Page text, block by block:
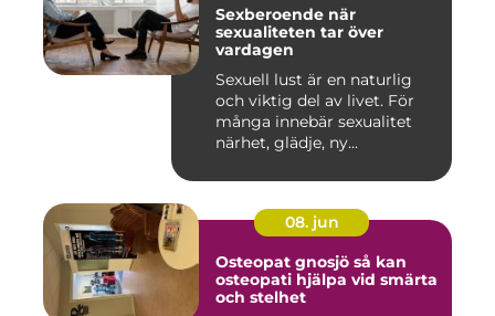
Sexberoende när
sexualiteten tar över
vardagen
Sexuell lust är en naturlig
och viktig del av livet. För
många innebär sexualitet
närhet, glädje, ny...
08. jun
Osteopat gnosjö så kan
osteopati hjälpa vid smärta
och stelhet